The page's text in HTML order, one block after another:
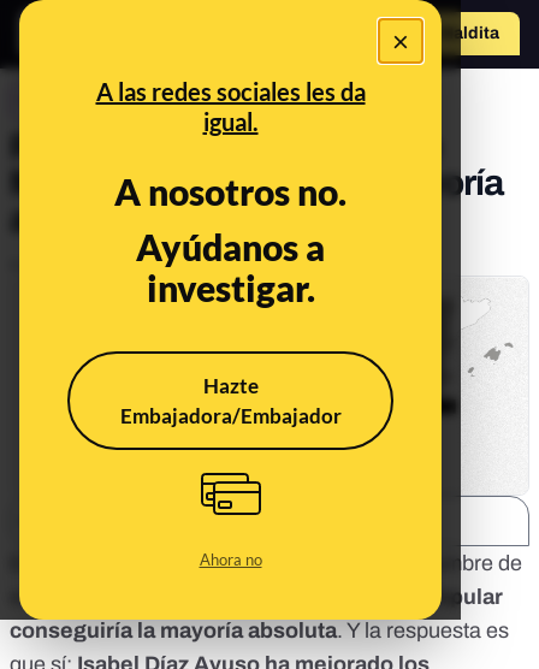
×
A las redes sociales les da
igual.
A nosotros no.
Ayúdanos a
investigar.
Hazte
Embajadora/Embajador
Ahora no
Hazte Maldita
CONTROL DEL PODER
Resultados Comunidad de
Madrid: Ayuso logra la mayoría
absoluta
May 29, 2023, 8:51:14 AM
En la Comunidad de Madrid, la única incertidumbre de
esta noche electoral era saber si el
Partido Popular
conseguiría la mayoría absoluta. Y la respuesta es